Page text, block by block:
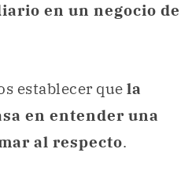
en un negocio de
establecer que la
en entender una
al respecto.